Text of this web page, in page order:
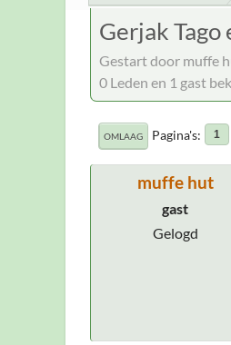
Gerjak Tago
Gestart door muffe
0 Leden en 1 gast
OMLAAG Pagina's 1
muffe hut
gast
Gelogd